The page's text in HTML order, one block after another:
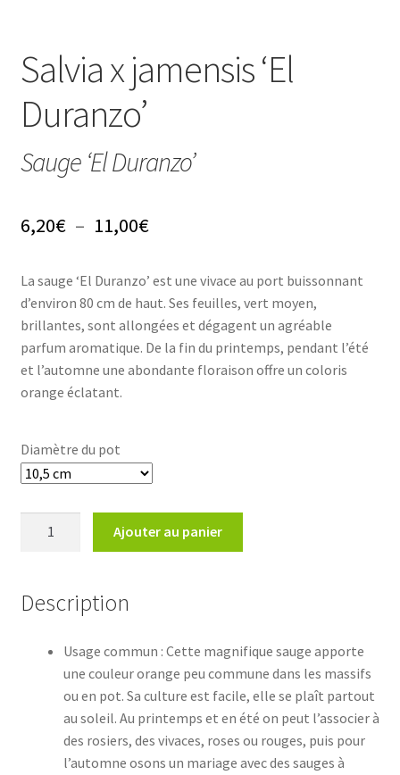
Salvia x jamensis ‘El
Duranzo’
Sauge ‘El Duranzo’
6,20€ – 11,00€Plage
prix :
6,20€
à
La sauge ‘El Duranzo’ est une vivace au port buissonnant
d’environ 80 cm de haut. Ses feuilles, vert moyen,
brillantes, sont allongées et dégagent un agréable
parfum aromatique. De la fin du printemps, pendant l’été
et l’automne une abondante floraison offre un coloris
orange éclatant.
Diamètre du pot
jamensis
Duranzo'Sauge
Duranzo'
Ajouter au panier
Description
Usage commun : Cette magnifique sauge apporte
une couleur orange peu commune dans les massifs
ou en pot. Sa culture est facile, elle se plaît partout
au soleil. Au printemps et en été on peut l’associer à
des rosiers, des vivaces, roses ou rouges, puis pour
l’automne osons un mariage avec des sauges à